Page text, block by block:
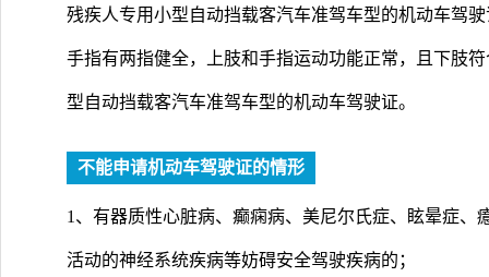
残疾人专用小型自动挡载客汽车准驾车型的机动车驾
手指有两指健全，上肢和手指运动功能正常，且下肢
型自动挡载客汽车准驾车型的机动车驾驶证。
不能申请机动车驾驶证的情形
1、有器质性心脏病、癫痫病、美尼尔氏症、眩晕症
活动的神经系统疾病等妨碍安全驾驶疾病的；